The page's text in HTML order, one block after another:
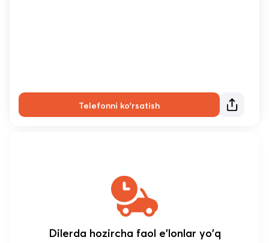
Telefonni ko'rsatish
Dilerda hozircha faol e'lonlar yo'q